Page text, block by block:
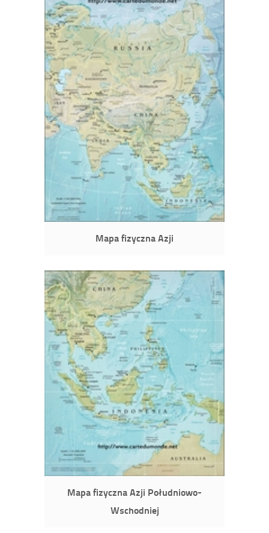
Mapa fizyczna Azji
Mapa fizyczna Azji Południowo-
Wschodniej